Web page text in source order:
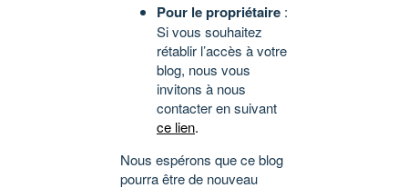
Pour le propriétaire :
Si vous souhaitez
rétablir l’accès à votre
blog, nous vous
invitons à nous
contacter en suivant
ce lien.
Nous espérons que ce blog
pourra être de nouveau